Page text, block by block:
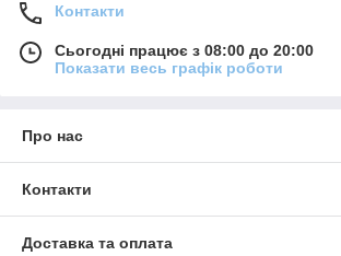
Контакти
Сьогодні працює з 08:00 до 20:00
Показати весь графік роботи
Про нас
Контакти
Доставка та оплата